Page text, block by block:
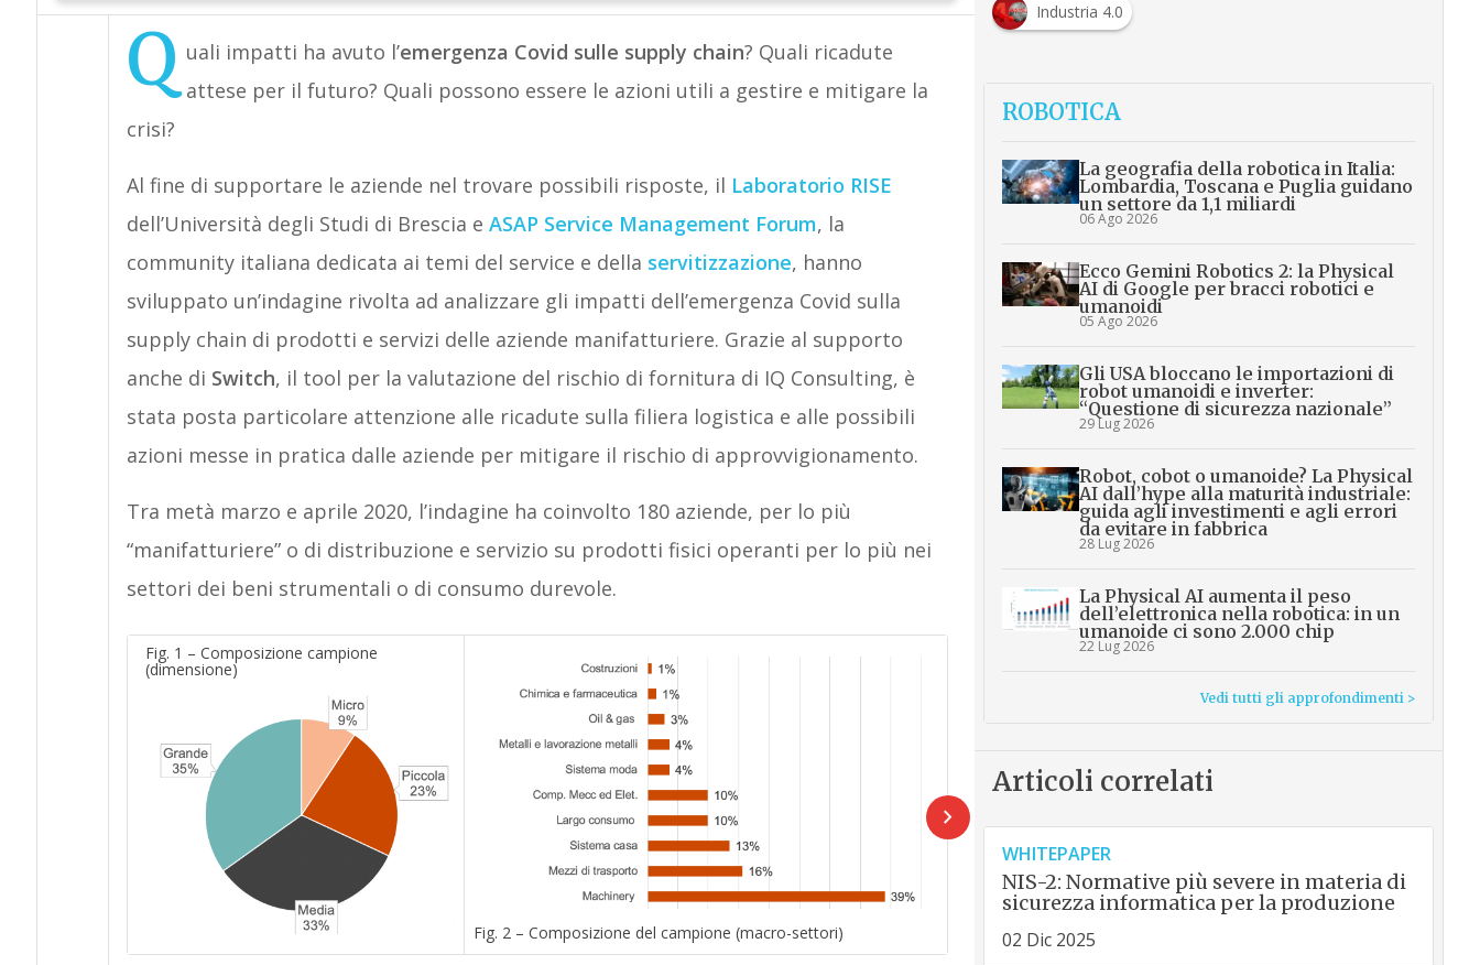
Q uali impatti ha avuto l’emergenza Covid sulle supply chain? Quali ricadute
attese per il futuro? Quali possono essere le azioni utili a gestire e mitigare la
crisi?
Al fine di supportare le aziende nel trovare possibili risposte, il Laboratorio RISE
dell’Università degli Studi di Brescia e ASAP Service Management Forum, la
community italiana dedicata ai temi del service e della servitizzazione, hanno
sviluppato un’indagine rivolta ad analizzare gli impatti dell’emergenza Covid sulla
supply chain di prodotti e servizi delle aziende manifatturiere. Grazie al supporto
anche di Switch, il tool per la valutazione del rischio di fornitura di IQ Consulting, è
stata posta particolare attenzione alle ricadute sulla filiera logistica e alle possibili
azioni messe in pratica dalle aziende per mitigare il rischio di approvvigionamento.
Tra metà marzo e aprile 2020, l’indagine ha coinvolto 180 aziende, per lo più
“manifatturiere” o di distribuzione e servizio su prodotti fisici operanti per lo più nei
settori dei beni strumentali o di consumo durevole.
Fig. 1 – Composizione campione
(dimensione)
Fig. 2 – Composizione del campione (macro-settori)
Industria 4.0
ROBOTICA
La geografia della robotica in Italia:
Lombardia, Toscana e Puglia guidano
un settore da 1,1 miliardi
06 Ago 2026
Ecco Gemini Robotics 2: la Physical
AI di Google per bracci robotici e
umanoidi
05 Ago 2026
Gli USA bloccano le importazioni di
robot umanoidi e inverter:
“Questione di sicurezza nazionale”
29 Lug 2026
Robot, cobot o umanoide? La Physical
AI dall’hype alla maturità industriale:
guida agli investimenti e agli errori
da evitare in fabbrica
28 Lug 2026
La Physical AI aumenta il peso
dell’elettronica nella robotica: in un
umanoide ci sono 2.000 chip
22 Lug 2026
Vedi tutti gli approfondimenti >
Articoli correlati
WHITEPAPER
NIS-2: Normative più severe in materia di
sicurezza informatica per la produzione
02 Dic 2025